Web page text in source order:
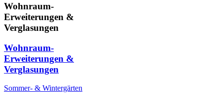
Wohnraum-
Erweiterungen &
Verglasungen
Wohnraum-
Erweiterungen &
Verglasungen
Sommer- & Wintergärten